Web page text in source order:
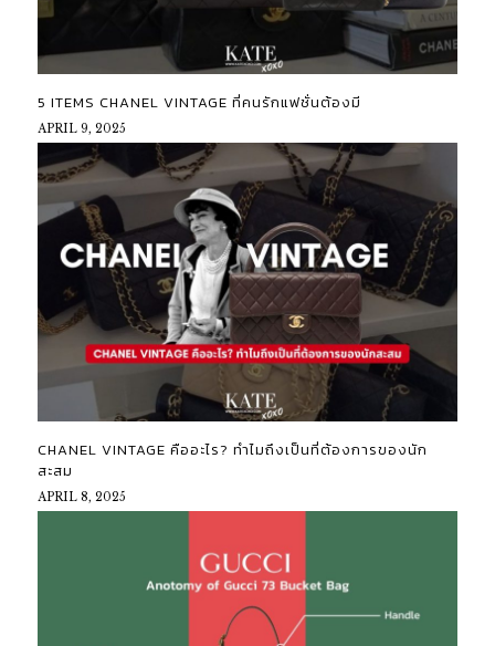
5 ITEMS CHANEL VINTAGE ที่คนรักแฟชั่นต้องมี
APRIL 9, 2025
CHANEL VINTAGE คืออะไร? ทำไมถึงเป็นที่ต้องการของนัก
สะสม
APRIL 8, 2025